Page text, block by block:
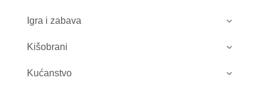
Igra i zabava
Kišobrani
Kućanstvo